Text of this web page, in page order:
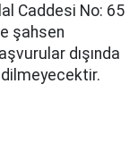
Caddesi No: 65
şahsen
dışında